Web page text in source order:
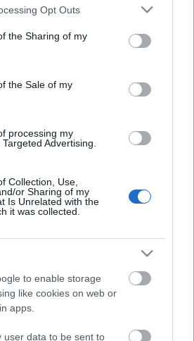
app uses one or more Google
usage behaviour. You may click to
Google and its third-party tags to
specified purposes in below Google
Opt Outs
the Sharing of my
the Sale of my
processing my
Advertising.
Collection, Use,
or Sharing of my
Is Unrelated with the
it was collected.
to enable storage
like cookies on web or
apps.
user data to be sent to
tanulságot, de mit? Talán azt,
jobban tájékozódik benne az
nagyon bonyolult.
a tengerparton
a házi könyvtárban